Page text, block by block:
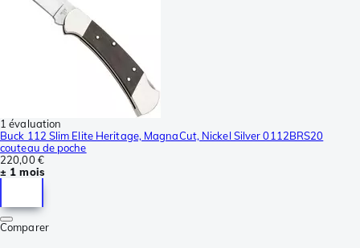
1 évaluation
Buck 112 Slim Elite Heritage, MagnaCut, Nickel Silver 0112BRS20
couteau de poche
220,00 €
± 1 mois
Comparer